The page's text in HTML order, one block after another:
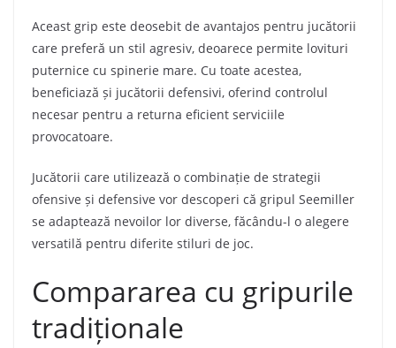
Aceast grip este deosebit de avantajos pentru jucătorii
care preferă un stil agresiv, deoarece permite lovituri
puternice cu spinerie mare. Cu toate acestea,
beneficiază și jucătorii defensivi, oferind controlul
necesar pentru a returna eficient serviciile
provocatoare.
Jucătorii care utilizează o combinație de strategii
ofensive și defensive vor descoperi că gripul Seemiller
se adaptează nevoilor lor diverse, făcându-l o alegere
versatilă pentru diferite stiluri de joc.
Compararea cu gripurile
tradiționale